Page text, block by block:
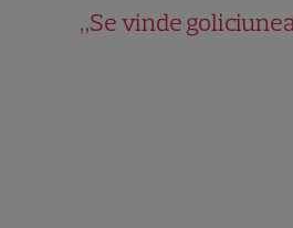
„Se vinde